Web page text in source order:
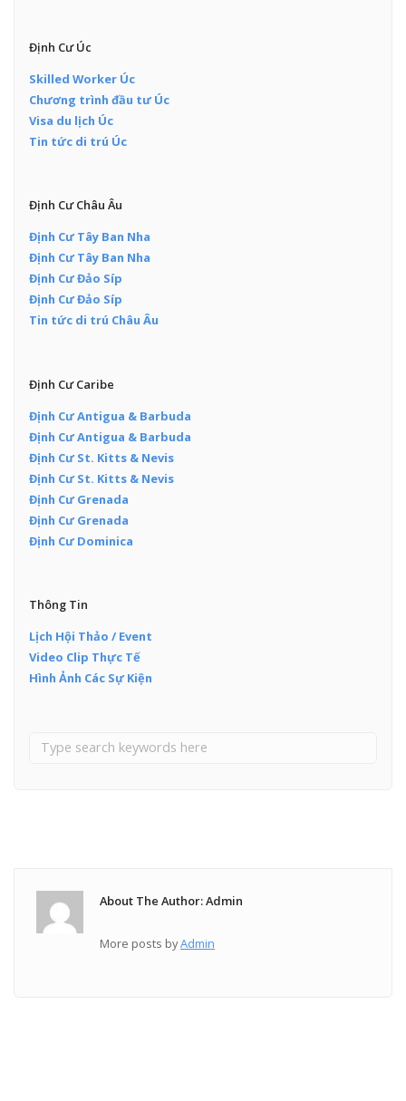
Định Cư Úc
Skilled Worker Úc
Chương trình đầu tư Úc
Visa du lịch Úc
Tin tức di trú Úc
Định Cư Châu Âu
Định Cư Tây Ban Nha
Định Cư Tây Ban Nha
Định Cư Đảo Síp
Định Cư Đảo Síp
Tin tức di trú Châu Âu
Định Cư Caribe
Định Cư Antigua & Barbuda
Định Cư Antigua & Barbuda
Định Cư St. Kitts & Nevis
Định Cư St. Kitts & Nevis
Định Cư Grenada
Định Cư Grenada
Định Cư Dominica
Thông Tin
Lịch Hội Thảo / Event
Video Clip Thực Tế
Hình Ảnh Các Sự Kiện
About The Author: Admin
More posts byAdmin